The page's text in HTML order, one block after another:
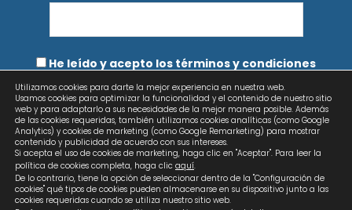
He leído y acepto los términos y condiciones
Utilizamos cookies para darte la mejor experiencia en nuestra web.
Usamos cookies para optimizar la funcionalidad y el contenido de nuestro sitio
web y para adaptarlo a sus necesidades de la mejor manera posible. Además
de las cookies requeridas, también utilizamos cookies analíticas (como Google
Analytics) y cookies de marketing (como Google Remarketing) para mostrar
contenido y publicidad de acuerdo con sus intereses.
Si acepta el uso de cookies de marketing, haga clic en "Aceptar". Para leer la
política de cookies completa, haga clic aquí.
De lo contrario, tiene la opción de seleccionar dentro de la "Configuración de
cookies" qué tipos de cookies pueden almacenarse en su dispositivo junto a las
cookies requeridas cuando se utiliza nuestro sitio web.